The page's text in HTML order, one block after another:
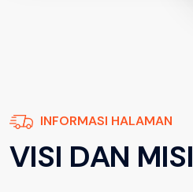
INFORMASI HALAMAN
VISI DAN MISI